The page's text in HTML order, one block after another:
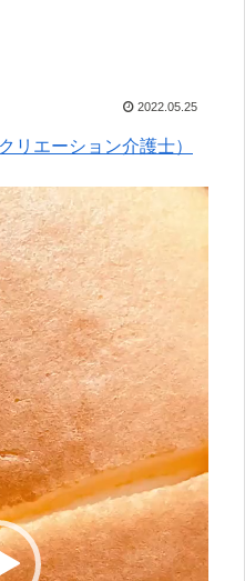
2022.05.25
リエーション介護士）